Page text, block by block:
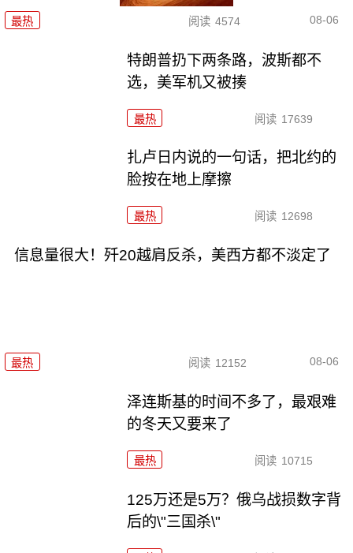
最热 阅读 4574 08-06
特朗普扔下两条路，波斯都不
选，美军机又被揍
最热 阅读 17639
扎卢日内说的一句话，把北约的
脸按在地上摩擦
最热 阅读 12698
信息量很大！歼20越肩反杀，美西方都不淡定了
最热 阅读 12152 08-06
泽连斯基的时间不多了，最艰难
的冬天又要来了
最热 阅读 10715
125万还是5万？俄乌战损数字背
后的\"三国杀\"